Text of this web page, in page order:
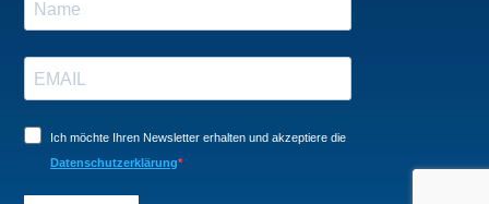
Ich möchte Ihren Newsletter erhalten und akzeptiere die
Datenschutzerklärung